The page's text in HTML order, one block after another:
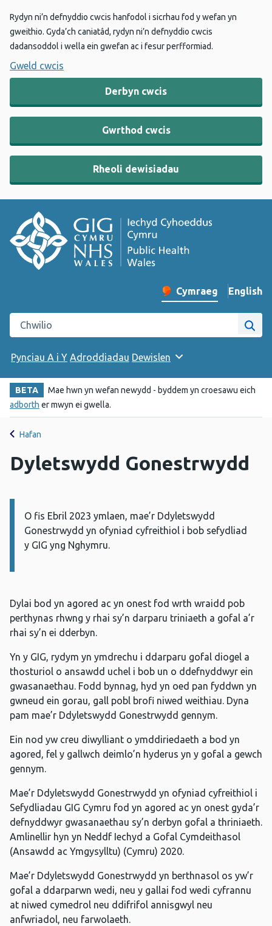
Rydyn ni’n defnyddio cwcis hanfodol i sicrhau fod y wefan yn
gweithio. Gyda’ch caniatâd, rydyn ni’n defnyddio cwcis
dadansoddol i wella ein gwefan ac i fesur perfformiad.
Gweld cwcis
Derbyn cwcis
Gwrthod cwcis
Rheoli dewisiadau
Newid iaith y wefan
Cymraeg English
–
Chwilio gwefan Iechyd Cyhoeddus Cymru
Pynciau A i Y Adroddiadau Dewislen
BETA
Mae hwn yn wefan newydd - byddem yn croesawu eich
adborth er mwyn ei gwella.
Hafan
Dyletswydd Gonestrwydd
Gwybodaeth:
O fis Ebril 2023 ymlaen, mae’r Ddyletswydd
Gonestrwydd yn ofyniad cyfreithiol i bob sefydliad
y GIG yng Nghymru.
Dylai bod yn agored ac yn onest fod wrth wraidd pob
perthynas rhwng y rhai sy’n darparu triniaeth a gofal a’r
rhai sy’n ei dderbyn.
Yn y GIG, rydym yn ymdrechu i ddarparu gofal diogel a
thosturiol o ansawdd uchel i bob un o ddefnyddwyr ein
gwasanaethau. Fodd bynnag, hyd yn oed pan fyddwn yn
gwneud ein gorau, gall pobl brofi niwed weithiau. Dyna
pam mae’r Ddyletswydd Gonestrwydd gennym.
Ein nod yw creu diwylliant o ymddiriedaeth a bod yn
agored, fel y gallwch deimlo’n hyderus yn y gofal a gewch
gennym.
Mae’r Ddyletswydd Gonestrwydd yn ofyniad cyfreithiol i
Sefydliadau GIG Cymru fod yn agored ac yn onest gyda’r
defnyddwyr gwasanaethau sy’n derbyn gofal a thriniaeth.
Amlinellir hyn yn Neddf Iechyd a Gofal Cymdeithasol
(Ansawdd ac Ymgysylltu) (Cymru) 2020.
Mae’r Ddyletswydd Gonestrwydd yn berthnasol os yw’r
gofal a ddarparwn wedi, neu y gallai fod wedi cyfrannu
at niwed cymedrol neu ddifrifol annisgwyl neu
anfwriadol, neu farwolaeth.